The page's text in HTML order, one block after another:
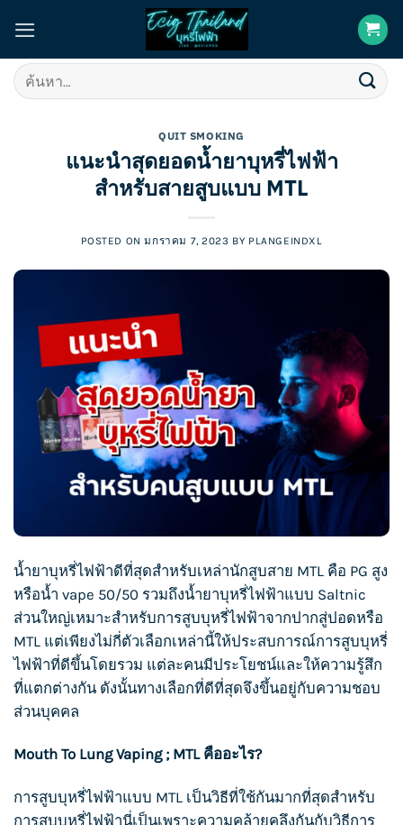
content
ค้นหา:
QUIT SMOKING
แนะนำสุดยอดน้ำยาบุหรี่ไฟฟ้า
สำหรับสายสูบแบบ MTL
POSTED ONมกราคม 7, 2023 BY PLANGEINDXL
น้ำยาบุหรี่ไฟฟ้าดีที่สุดสำหรับเหล่านักสูบสาย MTL คือ PG สูง
หรือน้ำ vape 50/50 รวมถึงน้ำยาบุหรี่ไฟฟ้าแบบ Saltnic
ส่วนใหญ่เหมาะสำหรับการสูบบุหรี่ไฟฟ้าจากปากสู่ปอดหรือ
MTL แต่เพียงไม่กี่ตัวเลือกเหล่านี้ให้ประสบการณ์การสูบบุหรี่
ไฟฟ้าที่ดีขึ้นโดยรวม แต่ละคนมีประโยชน์และให้ความรู้สึก
ที่แตกต่างกัน ดังนั้นทางเลือกที่ดีที่สุดจึงขึ้นอยู่กับความชอบ
ส่วนบุคคล
Mouth To Lung Vaping ; MTL คืออะไร?
การสูบบุหรี่ไฟฟ้าแบบ MTL เป็นวิธีที่ใช้กันมากที่สุดสำหรับ
การสูบบุหรี่ไฟฟ้านี่เป็นเพราะความคล้ายคลึงกันกับวิธีการ